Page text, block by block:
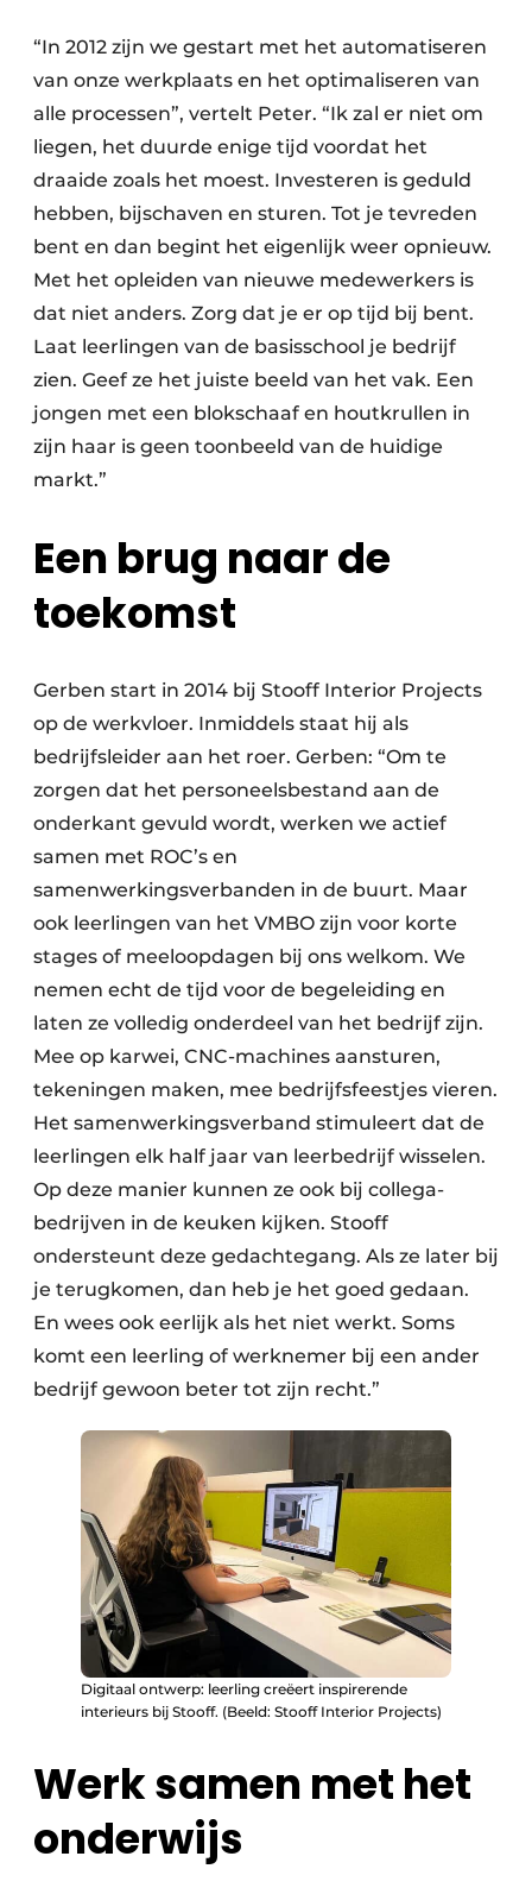
“In 2012 zijn we gestart met het automatiseren
van onze werkplaats en het optimaliseren van
alle processen”, vertelt Peter. “Ik zal er niet om
liegen, het duurde enige tijd voordat het
draaide zoals het moest. Investeren is geduld
hebben, bijschaven en sturen. Tot je tevreden
bent en dan begint het eigenlijk weer opnieuw.
Met het opleiden van nieuwe medewerkers is
dat niet anders. Zorg dat je er op tijd bij bent.
Laat leerlingen van de basisschool je bedrijf
zien. Geef ze het juiste beeld van het vak. Een
jongen met een blokschaaf en houtkrullen in
zijn haar is geen toonbeeld van de huidige
markt.”
Een brug naar de
toekomst
Gerben start in 2014 bij Stooff Interior Projects
op de werkvloer. Inmiddels staat hij als
bedrijfsleider aan het roer. Gerben: “Om te
zorgen dat het personeelsbestand aan de
onderkant gevuld wordt, werken we actief
samen met ROC’s en
samenwerkingsverbanden in de buurt. Maar
ook leerlingen van het VMBO zijn voor korte
stages of meeloopdagen bij ons welkom. We
nemen echt de tijd voor de begeleiding en
laten ze volledig onderdeel van het bedrijf zijn.
Mee op karwei, CNC-machines aansturen,
tekeningen maken, mee bedrijfsfeestjes vieren.
Het samenwerkingsverband stimuleert dat de
leerlingen elk half jaar van leerbedrijf wisselen.
Op deze manier kunnen ze ook bij collega-
bedrijven in de keuken kijken. Stooff
ondersteunt deze gedachtegang. Als ze later bij
je terugkomen, dan heb je het goed gedaan.
En wees ook eerlijk als het niet werkt. Soms
komt een leerling of werknemer bij een ander
bedrijf gewoon beter tot zijn recht.”
Digitaal ontwerp: leerling creëert inspirerende
interieurs bij Stooff. (Beeld: Stooff Interior Projects)
Werk samen met het
onderwijs